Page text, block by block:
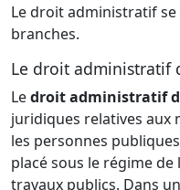
Le droit administratif
branches.
Le droit administratif
Ledroit administratif
juridiques relatives aux
les personnes
placé sous le régime
travaux publics. Dans